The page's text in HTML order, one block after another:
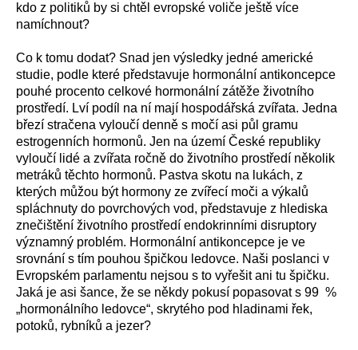
kdo z politiků by si chtěl evropské voliče ještě více
namíchnout?
Co k tomu dodat? Snad jen výsledky jedné americké
studie, podle které představuje hormonální antikoncepce
pouhé procento celkové hormonální zátěže životního
prostředí. Lví podíl na ní mají hospodářská zvířata. Jedna
březí stračena vyloučí denně s močí asi půl gramu
estrogenních hormonů. Jen na území České republiky
vyloučí lidé a zvířata ročně do životního prostředí několik
metráků těchto hormonů. Pastva skotu na lukách, z
kterých můžou být hormony ze zvířecí moči a výkalů
spláchnuty do povrchových vod, představuje z hlediska
znečištění životního prostředí endokrinními disruptory
významný problém. Hormonální antikoncepce je ve
srovnání s tím pouhou špičkou ledovce. Naši poslanci v
Evropském parlamentu nejsou s to vyřešit ani tu špičku.
Jaká je asi šance, že se někdy pokusí popasovat s 99 %
„hormonálního ledovce“, skrytého pod hladinami řek,
potoků, rybníků a jezer?